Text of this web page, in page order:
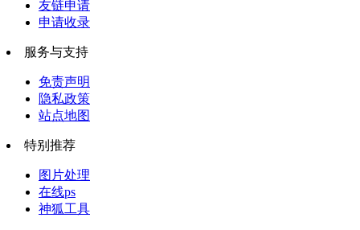
友链申请
申请收录
服务与支持
免责声明
隐私政策
站点地图
特别推荐
图片处理
在线ps
神狐工具